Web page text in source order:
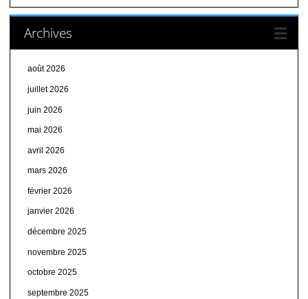
Archives
août 2026
juillet 2026
juin 2026
mai 2026
avril 2026
mars 2026
février 2026
janvier 2026
décembre 2025
novembre 2025
octobre 2025
septembre 2025